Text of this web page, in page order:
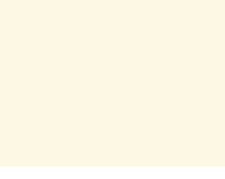
recuavam para sul